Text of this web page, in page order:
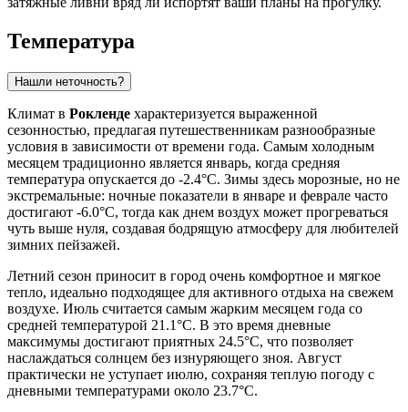
Температура
Нашли неточность?
Климат в Рокленде характеризуется выраженной
сезонностью, предлагая путешественникам разнообразные
условия в зависимости от времени года. Самым холодным
месяцем традиционно является январь, когда средняя
температура опускается до -2.4°C. Зимы здесь морозные, но не
экстремальные: ночные показатели в январе и феврале часто
достигают -6.0°C, тогда как днем воздух может прогреваться
чуть выше нуля, создавая бодрящую атмосферу для любителей
зимних пейзажей.
Летний сезон приносит в город очень комфортное и мягкое
тепло, идеально подходящее для активного отдыха на свежем
воздухе. Июль считается самым жарким месяцем года со
средней температурой 21.1°C. В это время дневные
максимумы достигают приятных 24.5°C, что позволяет
наслаждаться солнцем без изнуряющего зноя. Август
практически не уступает июлю, сохраняя теплую погоду с
дневными температурами около 23.7°C.